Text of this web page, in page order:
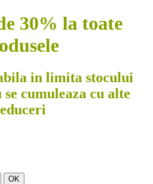
30% la toate
in limita stocului
cumuleaza cu alte
OK